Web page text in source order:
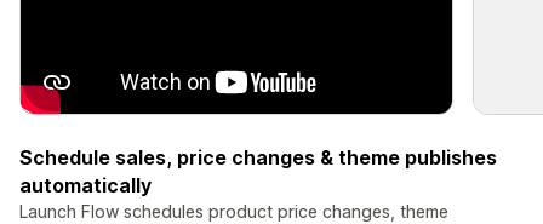
Schedule sales, price changes & theme publishes
automatically
Launch Flow schedules product price changes, theme